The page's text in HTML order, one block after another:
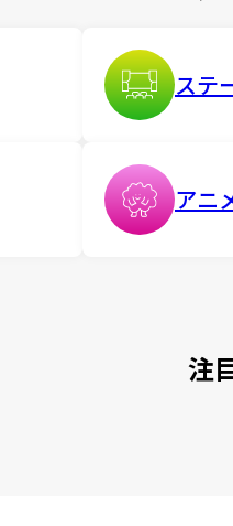
ステ
アニ
注